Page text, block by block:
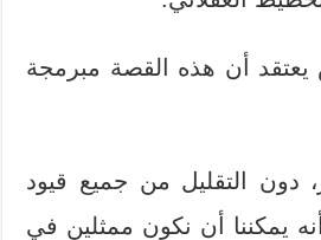
يعتقد أن هذه القصة مبرمجة
دون التقليل من جميع قيود
أنه يمكننا أن نكون ممثلين في